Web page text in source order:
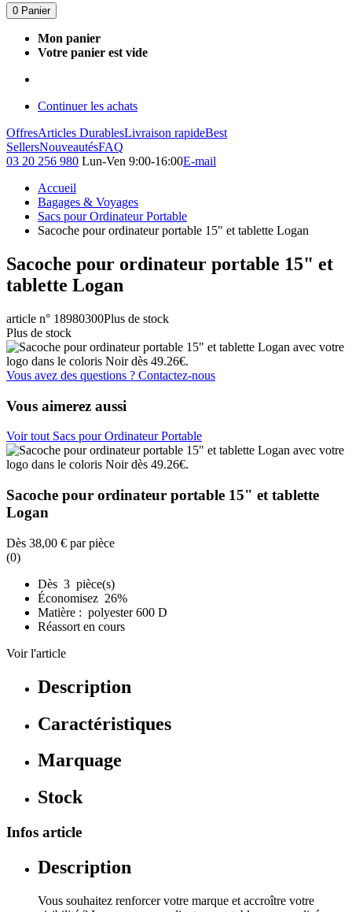
0 Panier
Mon panier
Votre panier est vide
Continuer les achats
OffresArticles DurablesLivraison rapideBest
SellersNouveautésFAQ
03 20 256 980 Lun-Ven 9:00-16:00E-mail
Accueil
Bagages & Voyages
Sacs pour Ordinateur Portable
Sacoche pour ordinateur portable 15" et tablette Logan
Sacoche pour ordinateur portable 15" et
tablette Logan
article n° 18980300Plus de stock
Plus de stock
Vous avez des questions ? Contactez-nous
Vous aimerez aussi
Voir tout Sacs pour Ordinateur Portable
Sacoche pour ordinateur portable 15" et tablette
Logan
Dès 38,00 € par pièce
(0)
Dès 3 pièce(s)
Économisez 26%
Matière : polyester 600 D
Réassort en cours
Voir l'article
Description
Caractéristiques
Marquage
Stock
Infos article
Description
Vous souhaitez renforcer votre marque et accroître votre